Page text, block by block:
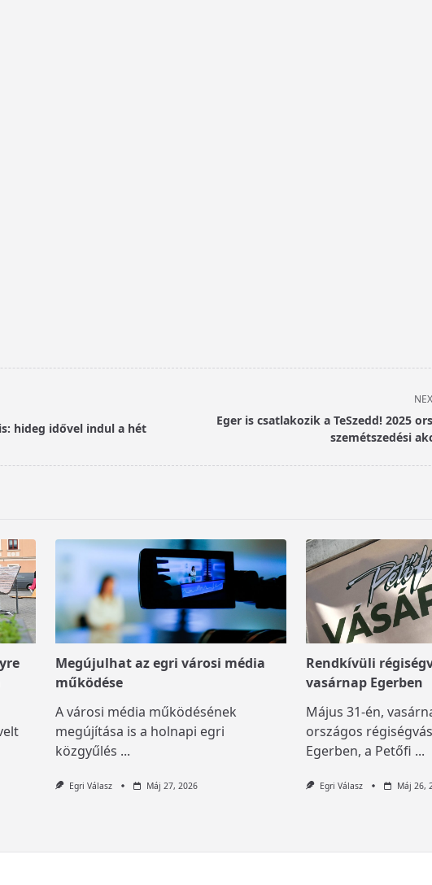
hideg idővel indul a hét
Eger is csatlakozik a TeSzedd! 2025
szemétszedési
Megújulhat az egri városi média
működése
A városi média működésének
megújítása is a holnapi egri
közgyűlés ...
Egri Válasz Máj 27, 2026
Rendkívüli
vasárnap Egerben
Május 31-én,
országos
Egerben, a Petőfi ...
Egri Válasz Máj 26,